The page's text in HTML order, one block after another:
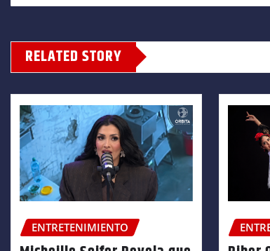
RELATED STORY
ENTRETENIMIENTO